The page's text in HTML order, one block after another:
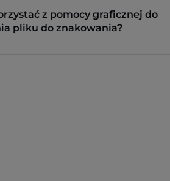
z pomocy graficznej do
pliku do znakowania?